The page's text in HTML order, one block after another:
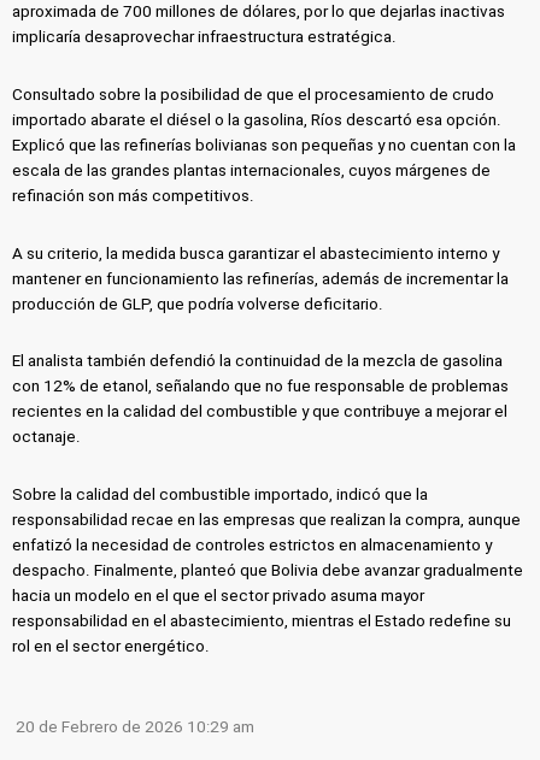
aproximada de 700 millones de dólares, por lo que dejarlas inactivas
implicaría desaprovechar infraestructura estratégica.
Consultado sobre la posibilidad de que el procesamiento de crudo
importado abarate el diésel o la gasolina, Ríos descartó esa opción.
Explicó que las refinerías bolivianas son pequeñas y no cuentan con la
escala de las grandes plantas internacionales, cuyos márgenes de
refinación son más competitivos.
A su criterio, la medida busca garantizar el abastecimiento interno y
mantener en funcionamiento las refinerías, además de incrementar la
producción de GLP, que podría volverse deficitario.
El analista también defendió la continuidad de la mezcla de gasolina
con 12% de etanol, señalando que no fue responsable de problemas
recientes en la calidad del combustible y que contribuye a mejorar el
octanaje.
Sobre la calidad del combustible importado, indicó que la
responsabilidad recae en las empresas que realizan la compra, aunque
enfatizó la necesidad de controles estrictos en almacenamiento y
despacho. Finalmente, planteó que Bolivia debe avanzar gradualmente
hacia un modelo en el que el sector privado asuma mayor
responsabilidad en el abastecimiento, mientras el Estado redefine su
rol en el sector energético.
20 de Febrero de 2026 10:29 am